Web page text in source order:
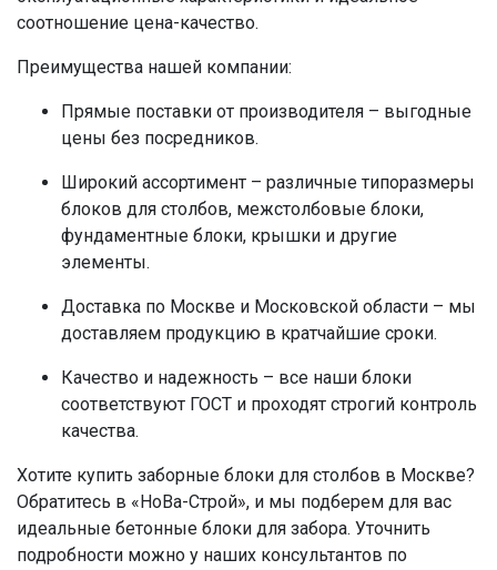
соотношение цена-качество.
Преимущества нашей компании:
Прямые поставки от производителя – выгодные
цены без посредников.
Широкий ассортимент – различные типоразмеры
блоков для столбов, межстолбовые блоки,
фундаментные блоки, крышки и другие
элементы.
Доставка по Москве и Московской области – мы
доставляем продукцию в кратчайшие сроки.
Качество и надежность – все наши блоки
соответствуют ГОСТ и проходят строгий контроль
качества.
Хотите купить заборные блоки для столбов в Москве?
Обратитесь в «НоВа-Строй», и мы подберем для вас
идеальные бетонные блоки для забора. Уточнить
подробности можно у наших консультантов по